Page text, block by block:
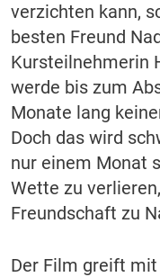
verzichten kann,
besten Freund
Kursteilnehmerin
werde bis zum
Monate lang
Doch das wird
nur einem Monat
Wette zu
Freundschaft zu
Der Film greift